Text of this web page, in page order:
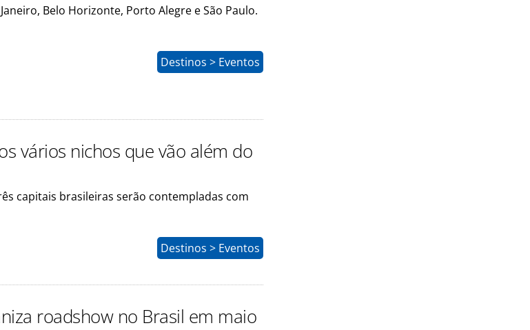
Belo Horizonte, Porto Alegre e São Paulo.
Destinos > Eventos
vários nichos que vão além do
capitais brasileiras serão contempladas com
Destinos > Eventos
roadshow no Brasil em maio